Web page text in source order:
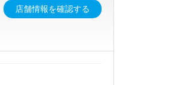
店舗情報を確認する